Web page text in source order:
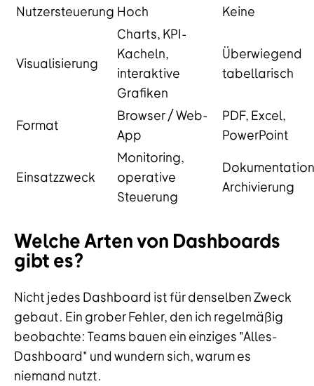
Nutzersteuerung Hoch Keine
Visualisierung
Charts, KPI-
Kacheln,
interaktive
Grafiken
Überwiegend
tabellarisch
Format
Browser / Web-
App
PDF, Excel,
PowerPoint
Einsatzzweck
Monitoring,
operative
Steuerung
Archivierung
Welche Arten von Dashboards
gibt es?
Nicht jedes Dashboard ist für denselben Zweck
gebaut. Ein grober Fehler, den ich regelmäßig
beobachte: Teams bauen ein einziges "Alles-
Dashboard" und wundern sich, warum es
niemand nutzt.